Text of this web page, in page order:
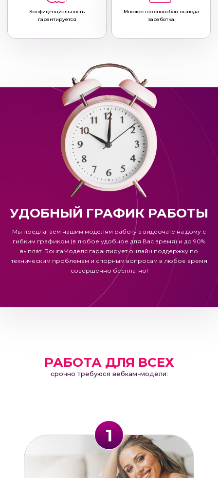
Конфиденциальность
гарантируется
Множество способов вывода
заработка
УДОБНЫЙ ГРАФИК РАБОТЫ
Мы предлагаем нашим моделям работу в видеочате на дому с
гибким графиком (в любое удобное для Вас время) и до 90%
выплат. БонгаМоделс гарантирует онлайн поддержку по
техническим проблемам и спорным вопросам в любое время
совершенно бесплатно!
РАБОТА ДЛЯ ВСЕХ
срочно требуюся вебкам-модели:
1